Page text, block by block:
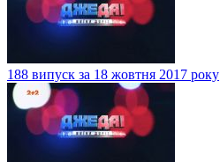
188 випуск за 18 жовтня 2017 року